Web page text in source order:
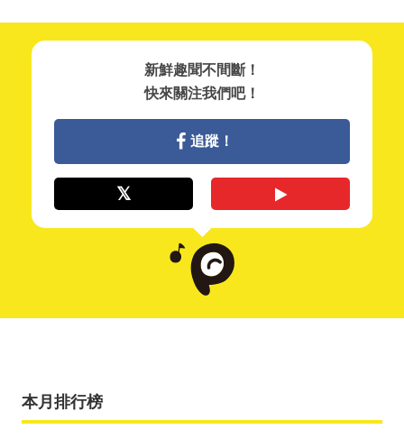
新鮮趣聞不間斷！
快來關注我們吧！
追蹤！
本月排行榜